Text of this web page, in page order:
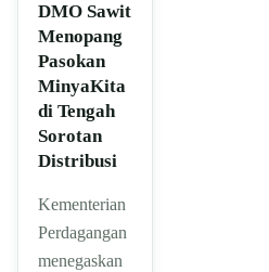
DMO Sawit
Menopang
Pasokan
MinyaKita
di Tengah
Sorotan
Distribusi
Kementerian
Perdagangan
menegaskan